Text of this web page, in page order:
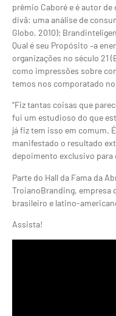
prêmio Caboré e é autor
divã: uma análise de
Globo, 2010);
Qual é seu Propósito –a
organizações no século 21
como impressões sobre
temos nos comporatado
“Fiz tantas coisas que
fui um estudioso do que
já fiz tem isso em comum.
manifestado o resultado
depoimento exclusivo para
Parte do Hall da Fama da
TroianoBranding, empresa
brasileiro e latino-
Assista!